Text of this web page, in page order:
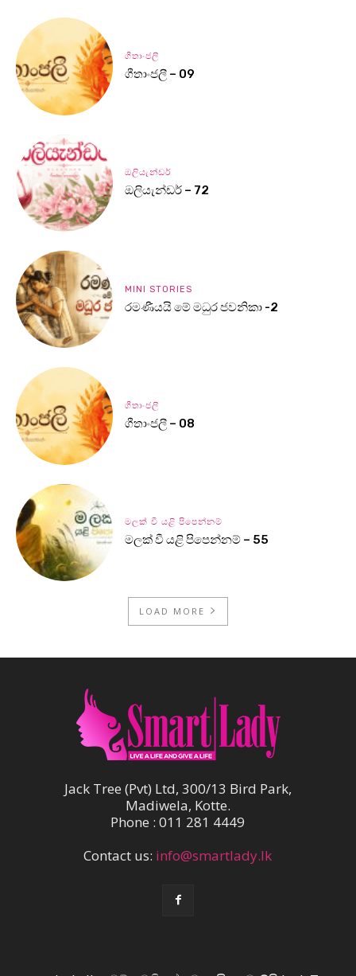
ගීතාංජලී
ගීතාංජලී – 09
ඔලියැන්ඩර්
ඔලියැන්ඩර් – 72
MINI STORIES
රමණීයයි මේ මධුර ජවනිකා -2
ගීතාංජලී
ගීතාංජලී – 08
මලක් වී යළි පිපෙන්නම්
මලක් වී යළි පිපෙන්නම් – 55
LOAD MORE
Jack Tree (Pvt) Ltd, 300/13 Bird Park,
Madiwela, Kotte.
Phone : 011 281 4449
Contact us: info@smartlady.lk